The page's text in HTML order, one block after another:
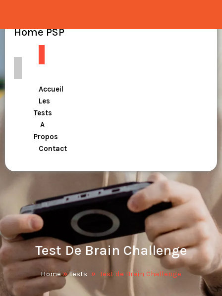
Home PSP
Accueil
Les
Tests
A
Propos
Contact
Test De Brain Challenge
Home»Tests » Test de Brain Challenge